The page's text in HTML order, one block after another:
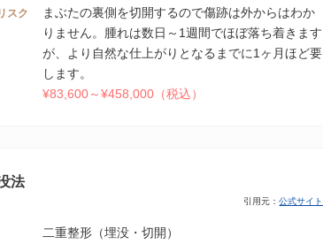
スク
まぶたの裏側を切開するので傷跡は外からはわか
りません。腫れは数日～1週間でほぼ落ち着きます
が、より自然な仕上がりとなるまでに1ヶ月ほど要
します。
¥83,600～¥458,000（税込）
法
引用元：公式サイト
二重整形（埋没・切開）